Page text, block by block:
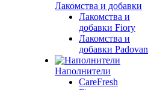
Лакомства и добавки
Лакомства и
добавки Fiory
Лакомства и
добавки Padovan
Наполнители
CareFresh